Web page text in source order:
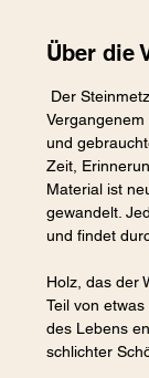
Über die
Der
und
Zeit,
Material ist
gewandelt.
und findet
Holz, das der
Teil von
des Lebens
schlichter